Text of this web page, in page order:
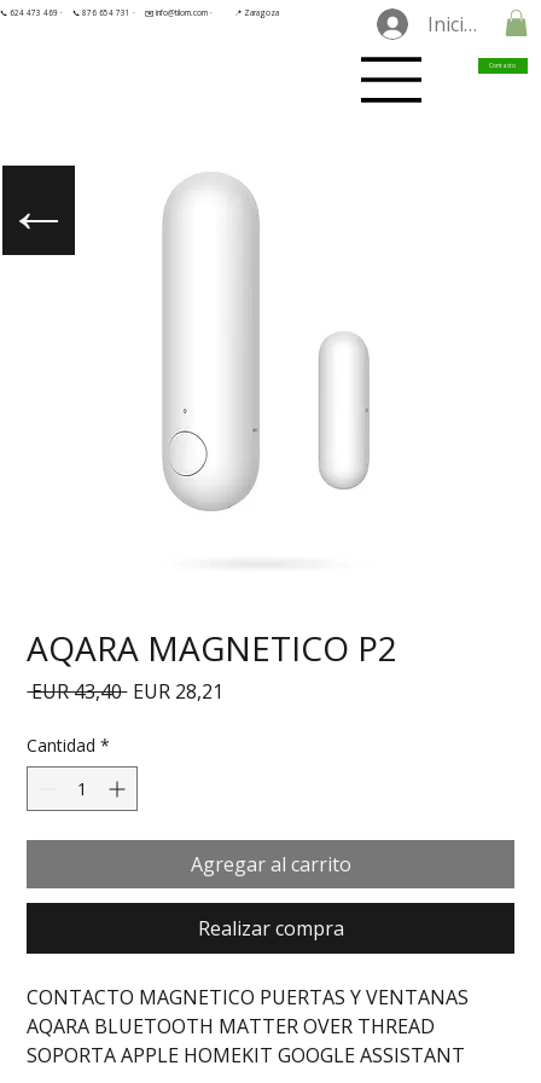
📞 624 473 469 · 📞 876 654 731 · ✉️ info@tilorn.com · 📍 Zaragoza Iniciar
Contacto
AQARA MAGNETICO P2
EUR 43,40 Precio
EUR 28,21
Cantidad *
Agregar al carrito
Realizar compra
CONTACTO MAGNETICO PUERTAS Y VENTANAS
AQARA BLUETOOTH MATTER OVER THREAD
SOPORTA APPLE HOMEKIT GOOGLE ASSISTANT
←